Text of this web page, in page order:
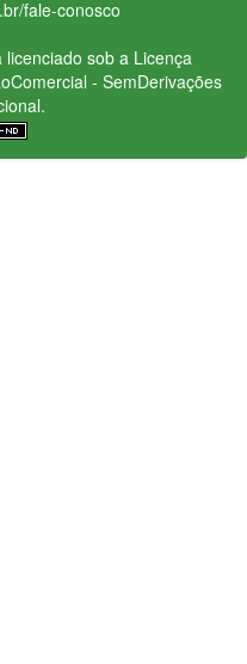
fale-conosco
sob a Licença
- SemDerivações